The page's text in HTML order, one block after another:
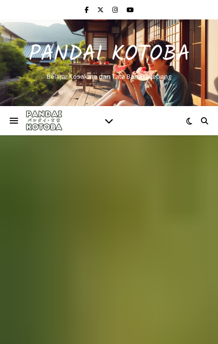
PANDAI KOTOBA
Belajar Kosakata dan Tata Bahasa Jepang